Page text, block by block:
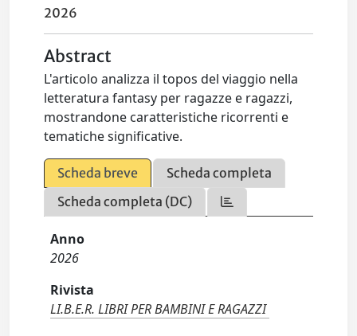
2026
Abstract
L'articolo analizza il topos del viaggio nella
letteratura fantasy per ragazze e ragazzi,
mostrandone caratteristiche ricorrenti e
tematiche significative.
Scheda breve
Scheda completa
Scheda completa (DC)
Anno
2026
Rivista
LI.B.E.R. LIBRI PER BAMBINI E RAGAZZI